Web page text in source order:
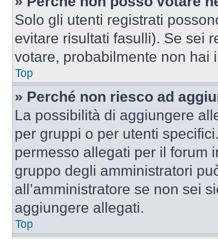
Solo gli utenti registrati
evitare risultati fasulli). Se sei
votare, probabilmente non hai
Top
» Perché non riesco ad
La possibilità di aggiungere
per gruppi o per utenti
permesso allegati per il forum
gruppo degli amministratori
all’amministratore se non sei
aggiungere allegati.
Top